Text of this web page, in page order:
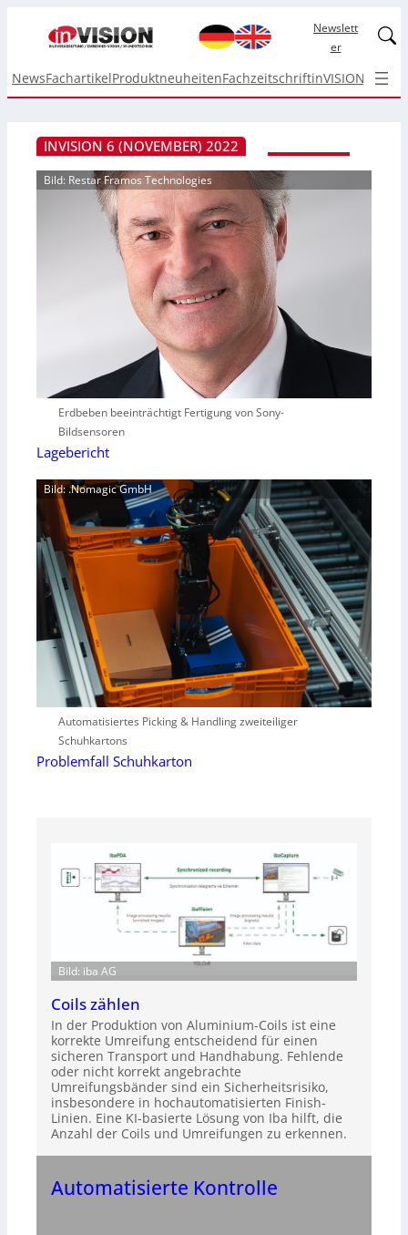
Newslett
er
NewsFachartikelProduktneuheitenFachzeitschriftinVISION Top
INVISION 6 (NOVEMBER) 2022
Bild: Restar Framos Technologies
Erdbeben beeinträchtigt Fertigung von Sony-
Bildsensoren
Lagebericht
Bild: .Nomagic GmbH
Automatisiertes Picking & Handling zweiteiliger
Schuhkartons
Problemfall Schuhkarton
Bild: iba AG
Coils zählen
In der Produktion von Aluminium-Coils ist eine
korrekte Umreifung entscheidend für einen
sicheren Transport und Handhabung. Fehlende
oder nicht korrekt angebrachte
Umreifungsbänder sind ein Sicherheitsrisiko,
insbesondere in hochautomatisierten Finish-
Linien. Eine KI-basierte Lösung von Iba hilft, die
Anzahl der Coils und Umreifungen zu erkennen.
Automatisierte Kontrolle